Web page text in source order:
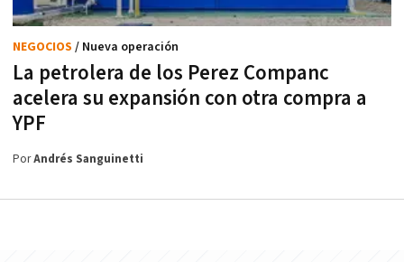
La petrolera de los Perez Companc
acelera su expansión con otra compra a
YPF
NEGOCIOS / Nueva operación
PorAndrés Sanguinetti